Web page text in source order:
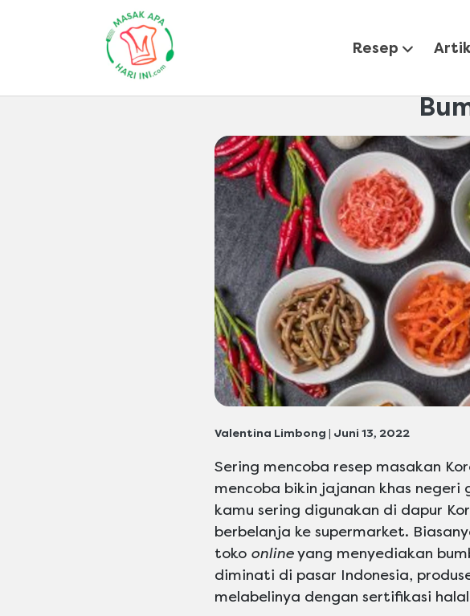
Resep
Beranda
Valentina Limbong | Juni 13, 2022
Sering mencoba resep masakan
mencoba bikin jajanan khas negeri
kamu sering digunakan di dapur
berbelanja ke supermarket.
toko onlineyang menyediakan
diminati di pasar Indonesia,
melabelinya dengan sertifikasi